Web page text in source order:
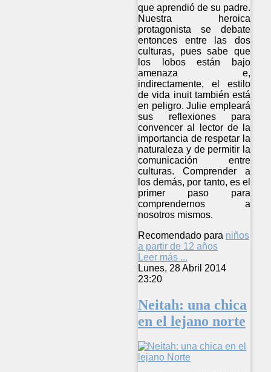
que aprendió de su padre.
Nuestra heroica
protagonista se debate
entonces entre las dos
culturas, pues sabe que
los lobos están bajo
amenaza e,
indirectamente, el estilo
de vida inuit también está
en peligro. Julie empleará
sus reflexiones para
convencer al lector de la
importancia de respetar la
naturaleza y de permitir la
comunicación entre
culturas. Comprender a
los demás, por tanto, es el
primer paso para
comprendernos a
nosotros mismos.
Recomendado para niños
a partir de 12 años
Leer más ...
Lunes, 28 Abril 2014
23:20
Neitah: una chica
en el lejano norte